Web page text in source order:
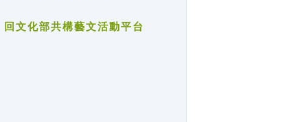
文化部共構藝文活動平台